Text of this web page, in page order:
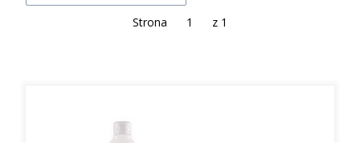
Strona z 1